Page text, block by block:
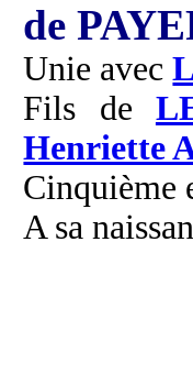
de
Unie avec
Fils de
Henriette
Cinquième
A sa